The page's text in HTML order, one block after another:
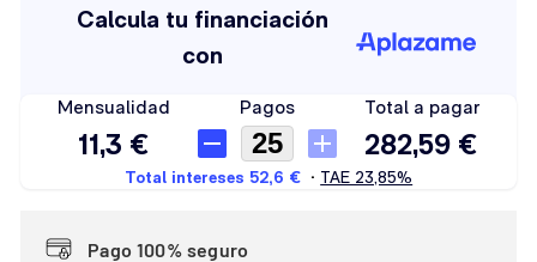
Pago 100% seguro